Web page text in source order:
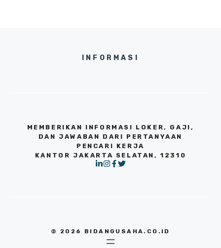
INFORMASI
MEMBERIKAN INFORMASI LOKER, GAJI,
DAN JAWABAN DARI PERTANYAAN
PENCARI KERJA
KANTOR JAKARTA SELATAN, 12310
© 2026 BIDANGUSAHA.CO.ID